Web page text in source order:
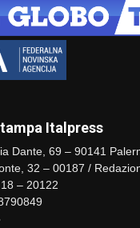
Italpress
Dante, 69 – 90141
32 – 00187 /
– 20122